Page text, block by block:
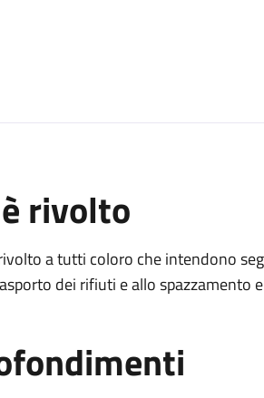
rivolto
a tutti coloro che intendono
dei rifiuti e allo spazzamento